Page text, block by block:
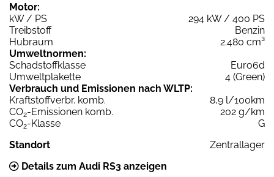
Motor:
kW / PS
294 kW / 400 PS
Treibstoff
Benzin
Hubraum
2.480 cm³
Umweltnormen:
Schadstoffklasse
Euro6d
Umweltplakette
4 (Green)
Verbrauch und Emissionen nach WLTP:
Kraftstoffverbr. komb.
8,9 l/100km
CO2-Emissionen komb.
202 g/km
CO2-Klasse
G
Standort
Zentrallager
Details zum Audi RS3 anzeigen